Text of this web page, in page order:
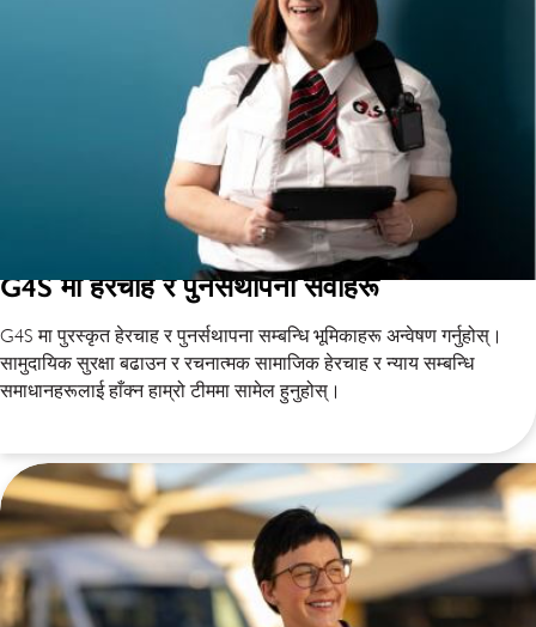
G4S मा हेरचाह र पुनर्सथापना सेवाहरू
G4S मा पुरस्कृत हेरचाह र पुनर्सथापना सम्बन्धि भूमिकाहरू अन्वेषण गर्नुहोस्।
सामुदायिक सुरक्षा बढाउन र रचनात्मक सामाजिक हेरचाह र न्याय सम्बन्धि
समाधानहरूलाई हाँक्न हाम्रो टीममा सामेल हुनुहोस्।